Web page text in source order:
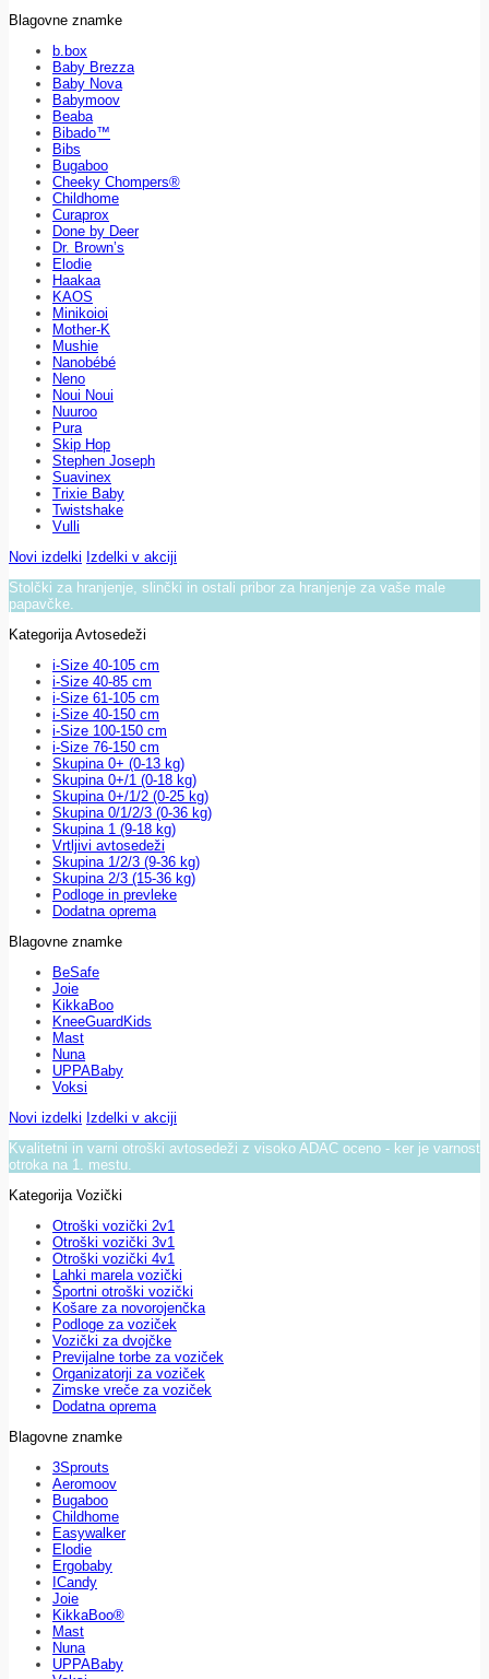
Blagovne znamke
b.box
Baby Brezza
Baby Nova
Babymoov
Beaba
Bibado™
Bibs
Bugaboo
Cheeky Chompers®
Childhome
Curaprox
Done by Deer
Dr. Brown’s
Elodie
Haakaa
KAOS
Minikoioi
Mother-K
Mushie
Nanobébé
Neno
Noui Noui
Nuuroo
Pura
Skip Hop
Stephen Joseph
Suavinex
Trixie Baby
Twistshake
Vulli
Novi izdelki Izdelki v akciji
Stolčki za hranjenje, slinčki in ostali pribor za hranjenje za vaše male
papavčke.
Kategorija Avtosedeži
i-Size 40-105 cm
i-Size 40-85 cm
i-Size 61-105 cm
i-Size 40-150 cm
i-Size 100-150 cm
i-Size 76-150 cm
Skupina 0+ (0-13 kg)
Skupina 0+/1 (0-18 kg)
Skupina 0+/1/2 (0-25 kg)
Skupina 0/1/2/3 (0-36 kg)
Skupina 1 (9-18 kg)
Vrtljivi avtosedeži
Skupina 1/2/3 (9-36 kg)
Skupina 2/3 (15-36 kg)
Podloge in prevleke
Dodatna oprema
Blagovne znamke
BeSafe
Joie
KikkaBoo
KneeGuardKids
Mast
Nuna
UPPABaby
Voksi
Novi izdelki Izdelki v akciji
Kvalitetni in varni otroški avtosedeži z visoko ADAC oceno - ker je varnost
otroka na 1. mestu.
Kategorija Vozički
Otroški vozički 2v1
Otroški vozički 3v1
Otroški vozički 4v1
Lahki marela vozički
Športni otroški vozički
Košare za novorojenčka
Podloge za voziček
Vozički za dvojčke
Previjalne torbe za voziček
Organizatorji za voziček
Zimske vreče za voziček
Dodatna oprema
Blagovne znamke
3Sprouts
Aeromoov
Bugaboo
Childhome
Easywalker
Elodie
Ergobaby
ICandy
Joie
KikkaBoo®
Mast
Nuna
UPPABaby